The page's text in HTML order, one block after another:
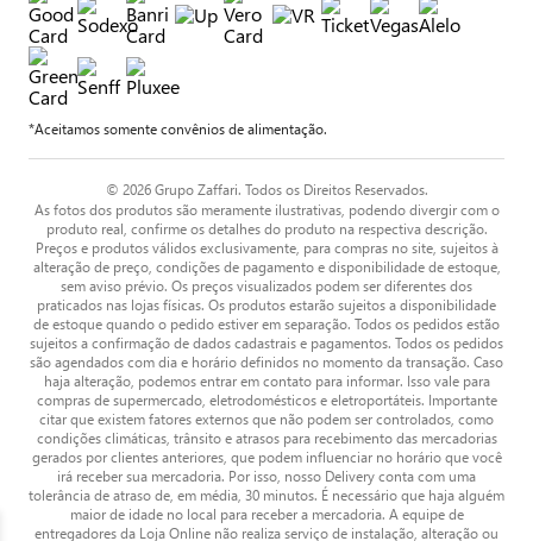
*Aceitamos somente convênios de alimentação.
© 2026 Grupo Zaffari. Todos os Direitos Reservados.
As fotos dos produtos são meramente ilustrativas, podendo divergir com o
produto real, confirme os detalhes do produto na respectiva descrição.
Preços e produtos válidos exclusivamente, para compras no site, sujeitos à
alteração de preço, condições de pagamento e disponibilidade de estoque,
sem aviso prévio. Os preços visualizados podem ser diferentes dos
praticados nas lojas físicas. Os produtos estarão sujeitos a disponibilidade
de estoque quando o pedido estiver em separação. Todos os pedidos estão
sujeitos a confirmação de dados cadastrais e pagamentos. Todos os pedidos
são agendados com dia e horário definidos no momento da transação. Caso
haja alteração, podemos entrar em contato para informar. Isso vale para
compras de supermercado, eletrodomésticos e eletroportáteis. Importante
citar que existem fatores externos que não podem ser controlados, como
condições climáticas, trânsito e atrasos para recebimento das mercadorias
gerados por clientes anteriores, que podem influenciar no horário que você
irá receber sua mercadoria. Por isso, nosso Delivery conta com uma
tolerância de atraso de, em média, 30 minutos. É necessário que haja alguém
maior de idade no local para receber a mercadoria. A equipe de
entregadores da Loja Online não realiza serviço de instalação, alteração ou